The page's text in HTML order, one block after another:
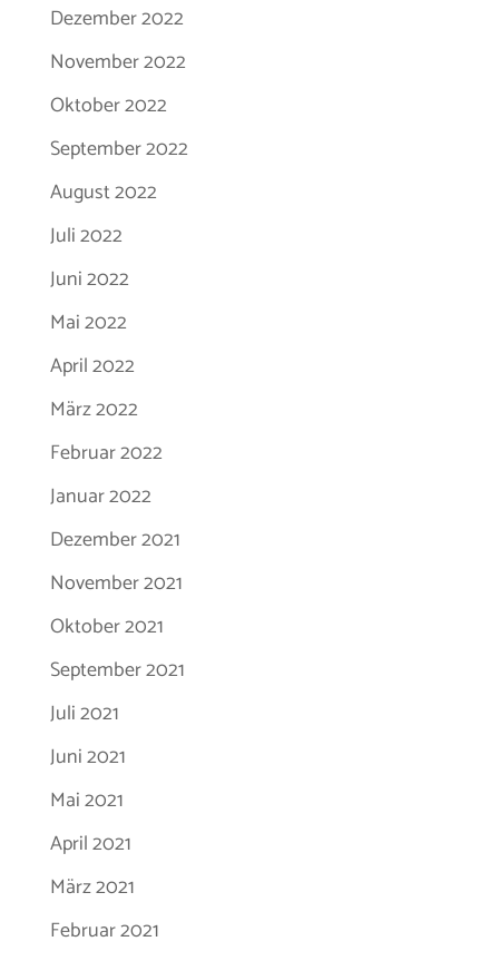
Dezember 2022
November 2022
Oktober 2022
September 2022
August 2022
Juli 2022
Juni 2022
Mai 2022
April 2022
März 2022
Februar 2022
Januar 2022
Dezember 2021
November 2021
Oktober 2021
September 2021
Juli 2021
Juni 2021
Mai 2021
April 2021
März 2021
Februar 2021